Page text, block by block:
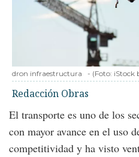
dron infraestructura - (Foto: iStock
Redacción Obras
El transporte es uno de los
con mayor avance en el uso
competitividad y ha visto